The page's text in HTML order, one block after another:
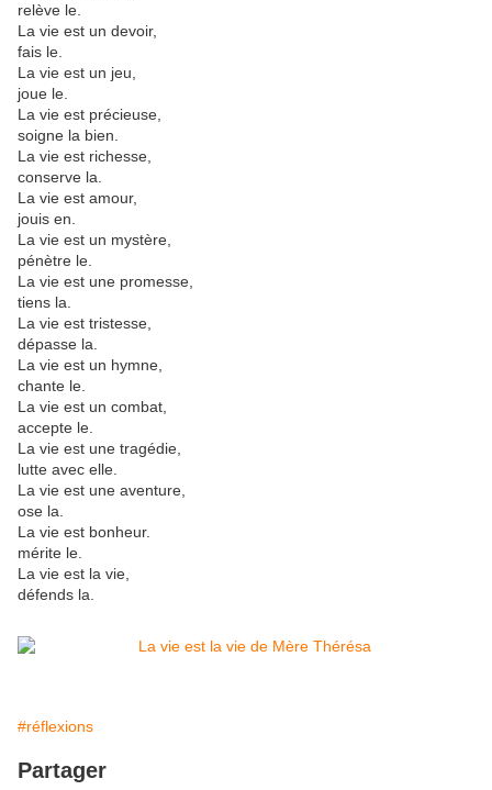
relève le.
La vie est un devoir,
fais le.
La vie est un jeu,
joue le.
La vie est précieuse,
soigne la bien.
La vie est richesse,
conserve la.
La vie est amour,
jouis en.
La vie est un mystère,
pénètre le.
La vie est une promesse,
tiens la.
La vie est tristesse,
dépasse la.
La vie est un hymne,
chante le.
La vie est un combat,
accepte le.
La vie est une tragédie,
lutte avec elle.
La vie est une aventure,
ose la.
La vie est bonheur.
mérite le.
La vie est la vie,
défends la.
#réflexions
Partager